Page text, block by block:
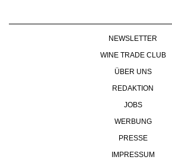
NEWSLETTER
WINE TRADE CLUB
ÜBER UNS
REDAKTION
JOBS
WERBUNG
PRESSE
IMPRESSUM